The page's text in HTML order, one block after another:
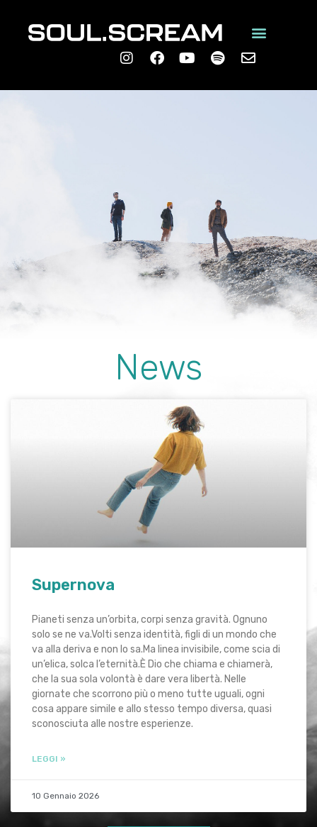
News
Supernova
Pianeti senza un’orbita, corpi senza gravità. Ognuno
solo se ne va.Volti senza identità, figli di un mondo che
va alla deriva e non lo sa.Ma linea invisibile, come scia di
un’elica, solca l’eternità.È Dio che chiama e chiamerà,
che la sua sola volontà è dare vera libertà. Nelle
giornate che scorrono più o meno tutte uguali, ogni
cosa appare simile e allo stesso tempo diversa, quasi
sconosciuta alle nostre esperienze.
LEGGI »
10 Gennaio 2026